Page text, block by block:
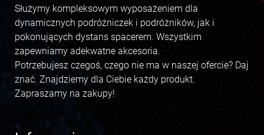
Służymy kompleksowym wyposażeniem dla
dynamicznych podróżniczek i podróżników, jak i
pokonujących dystans spacerem. Wszystkim
zapewniamy adekwatne akcesoria.
Potrzebujesz czegoś, czego nie ma w naszej ofercie? Daj
znać. Znajdziemy dla Ciebie każdy produkt.
Zapraszamy na zakupy!